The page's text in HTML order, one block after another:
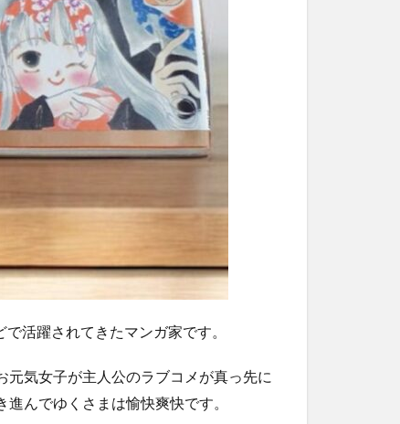
活躍されてきたマンガ家です。
気女子が主人公のラブコメが真っ先に
んでゆくさまは愉快爽快です。